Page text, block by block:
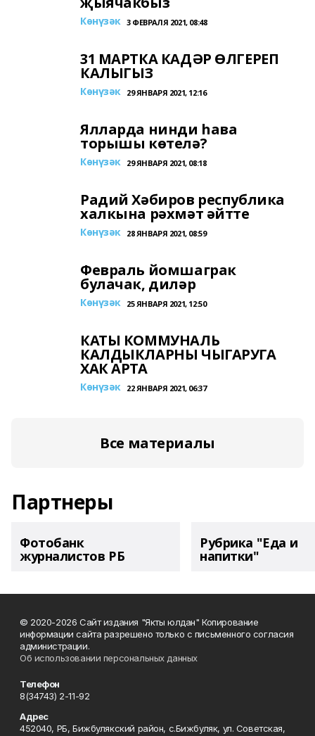
Көнүзәк 3 ФЕВРАЛЯ 2021, 08:48
31 МАРТКА КАДӘР ӨЛГЕРЕП
КАЛЫГЫЗ
Көнүзәк 29 ЯНВАРЯ 2021, 12:16
Ялларда нинди һава
торышы көтелә?
Көнүзәк 29 ЯНВАРЯ 2021, 08:18
Радий Хәбиров республика
халкына рәхмәт әйтте
Көнүзәк 28 ЯНВАРЯ 2021, 08:59
Февраль йомшаграк
булачак, диләр
Көнүзәк 25 ЯНВАРЯ 2021, 12:50
КАТЫ КОММУНАЛЬ
КАЛДЫКЛАРНЫ ЧЫГАРУГА
ХАК АРТА
Көнүзәк 22 ЯНВАРЯ 2021, 06:37
Все материалы
Партнеры
Фотобанк
журналистов РБ
Рубрика "Еда и
напитки"
© 2020-2026 Сайт издания "Якты юлдан" Копирование
информации сайта разрешено только с письменного согласия
администрации.
Об использовании персональных данных
Телефон
8(34743) 2-11-92
Адрес
452040, РБ, Бижбулякский район, с.Бижбуляк, ул. Советская,